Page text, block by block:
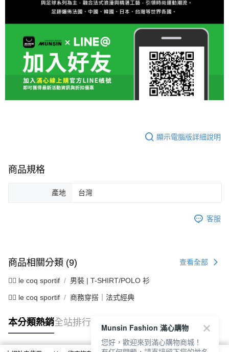
顯示電腦版詳細說明
商品規格
產地 台灣
客服
商品相關分類 (9) 查看全部
🚴‍♂️ le coq sportif 男裝 | T-SHIRT/POLO 衫
🚴‍♂️ le coq sportif 商務穿搭｜法式經典
本分類熱銷全站排行
Munsin Fashion 滿心購物
您好，歡迎來到滿心購物商城！